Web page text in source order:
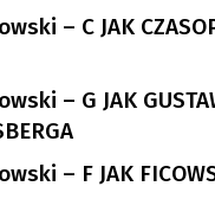
– C JAK
– G JAK
– F JAK